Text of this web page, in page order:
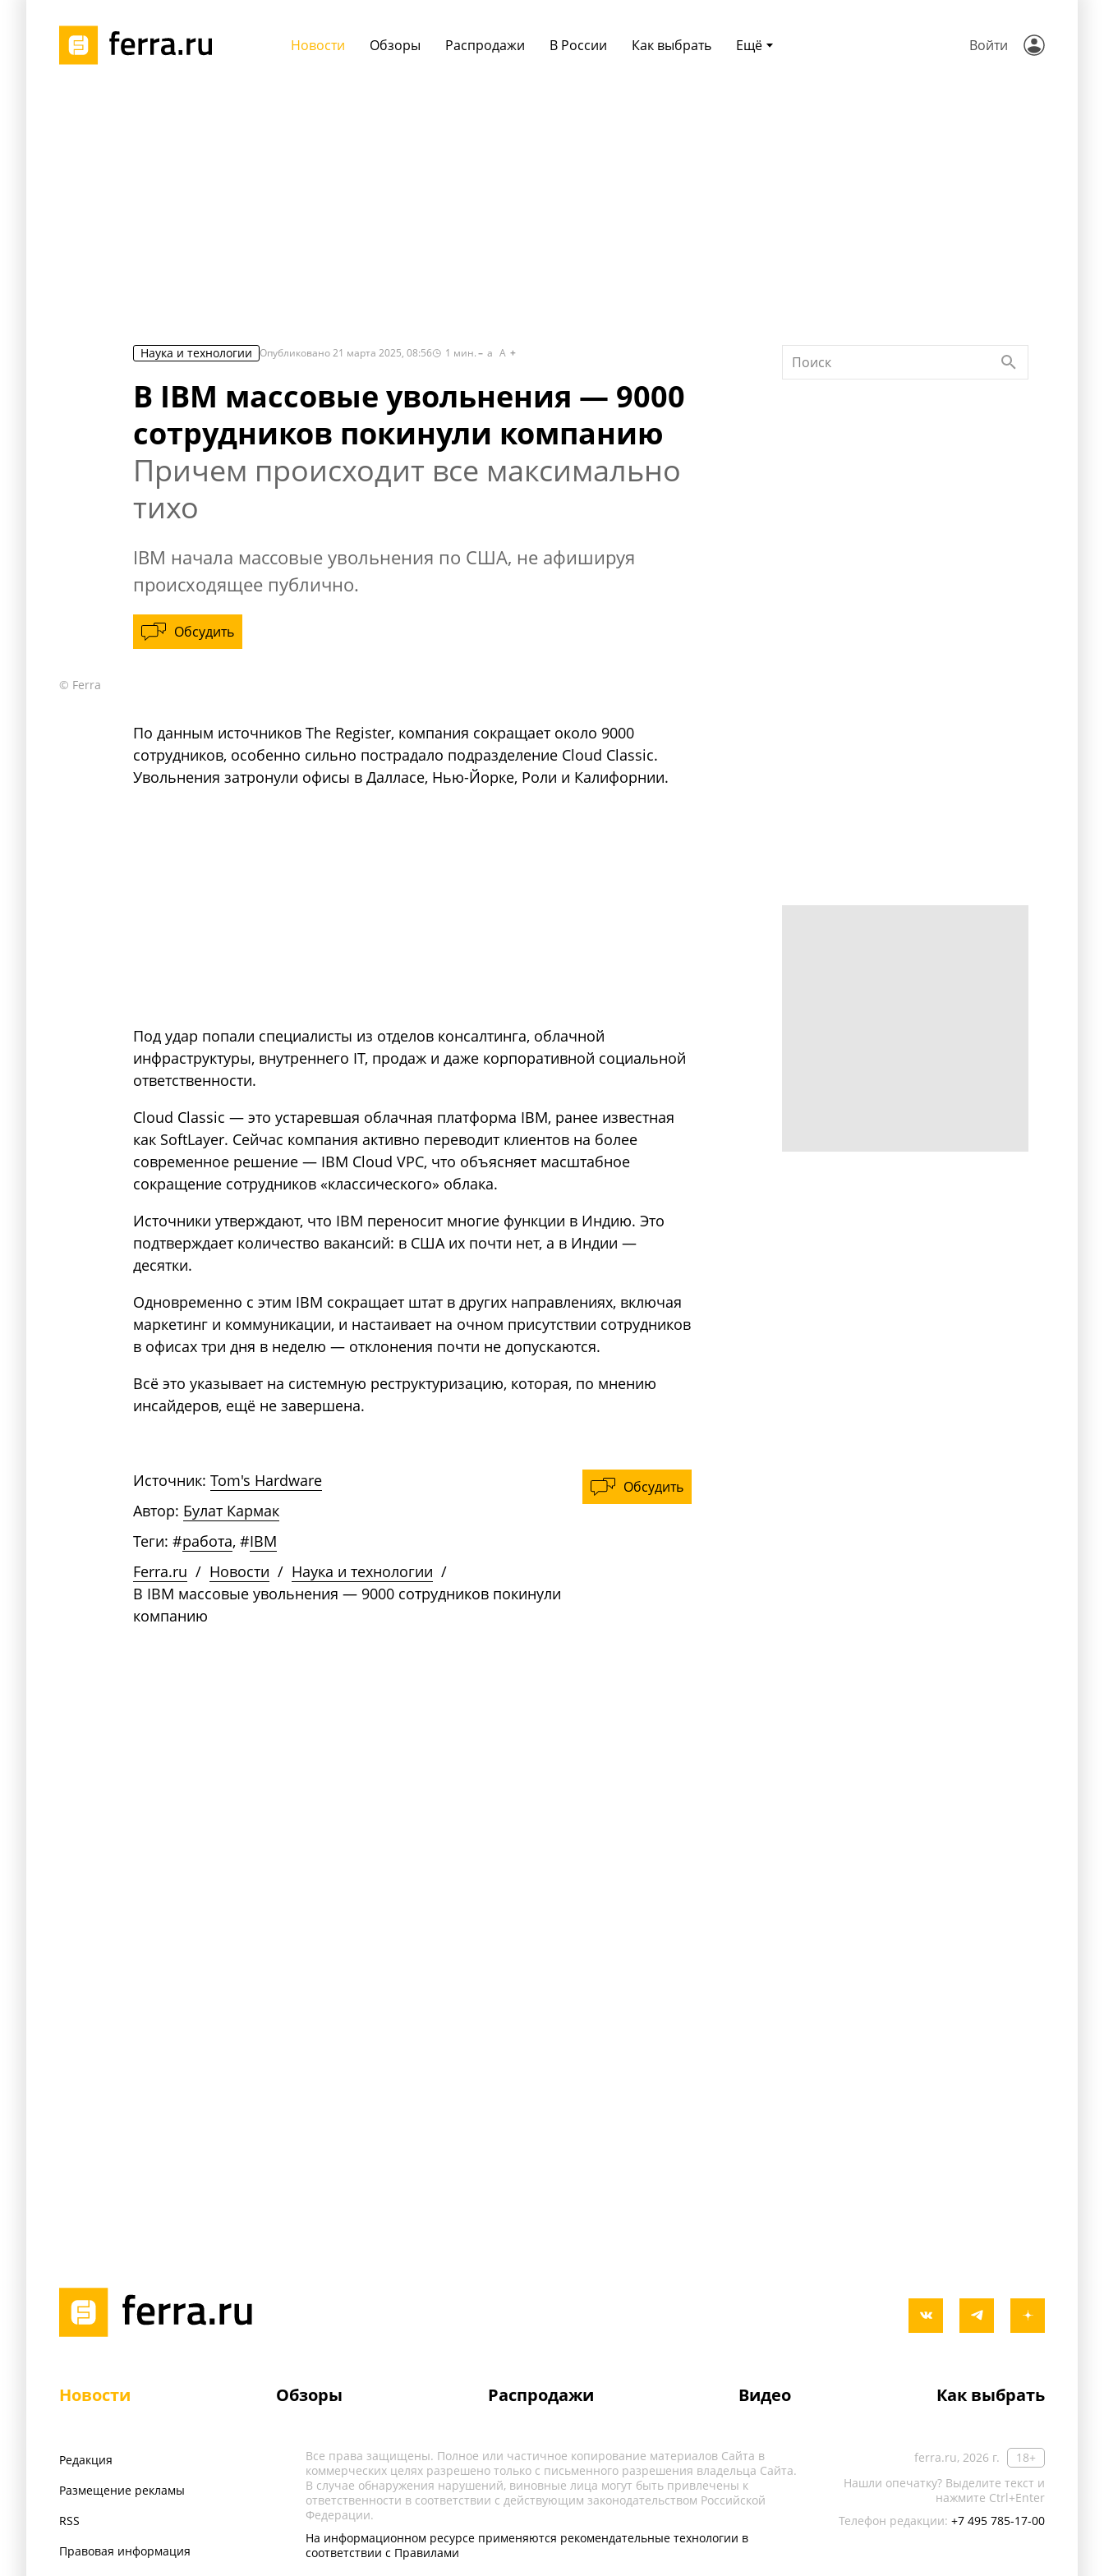
Ещё
Новости Обзоры Распродажи В России Как выбрать Войти
Наука и технологии Опубликовано21 марта 2025, 08:56 1 мин. a A
В IBM массовые увольнения — 9000
сотрудников покинули компанию
Причем происходит все максимально
тихо
IBM начала массовые увольнения по США, не афишируя
происходящее публично.
Обсудить
© Ferra
По данным источников The Register, компания сокращает около 9000
сотрудников, особенно сильно пострадало подразделение Cloud Classic.
Увольнения затронули офисы в Далласе, Нью-Йорке, Роли и Калифорнии.
Под удар попали специалисты из отделов консалтинга, облачной
инфраструктуры, внутреннего IT, продаж и даже корпоративной социальной
ответственности.
Cloud Classic — это устаревшая облачная платформа IBM, ранее известная
как SoftLayer. Сейчас компания активно переводит клиентов на более
современное решение — IBM Cloud VPC, что объясняет масштабное
сокращение сотрудников «классического» облака.
Источники утверждают, что IBM переносит многие функции в Индию. Это
подтверждает количество вакансий: в США их почти нет, а в Индии —
десятки.
Одновременно с этим IBM сокращает штат в других направлениях, включая
маркетинг и коммуникации, и настаивает на очном присутствии сотрудников
в офисах три дня в неделю — отклонения почти не допускаются.
Всё это указывает на системную реструктуризацию, которая, по мнению
инсайдеров, ещё не завершена.
Обсудить
Источник: Tom's Hardware
Автор: Булат Кармак
Теги: #работа, #IBM
Ferra.ru / Новости / Наука и технологии /
В IBM массовые увольнения — 9000 сотрудников покинули
компанию
Новости Обзоры Распродажи Видео Как выбрать
Редакция
Размещение рекламы
RSS
Правовая информация
ferra.ru, 2026 г.
18+
Нашли опечатку? Выделите текст и
нажмите Ctrl+Enter
Телефон редакции: +7 495 785-17-00
Все права защищены. Полное или частичное копирование материалов Сайта в
коммерческих целях разрешено только с письменного разрешения владельца Сайта.
В случае обнаружения нарушений, виновные лица могут быть привлечены к
ответственности в соответствии с действующим законодательством Российской
Федерации.
На информационном ресурсе применяются рекомендательные технологии в
соответствии с Правилами